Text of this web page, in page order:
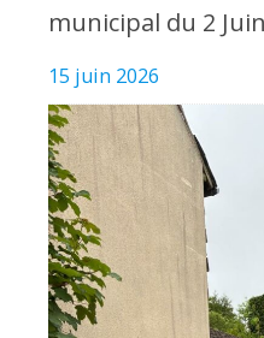
municipal du 2
15 juin 2026